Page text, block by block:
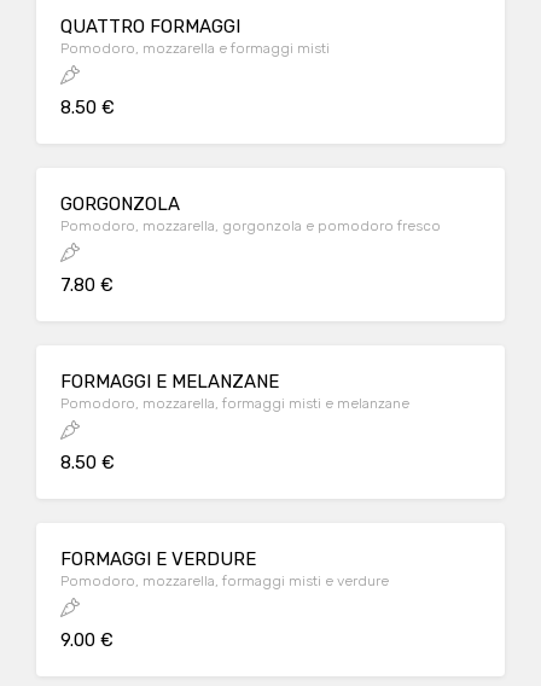
QUATTRO FORMAGGI
Pomodoro, mozzarella e formaggi misti
8.50 €
GORGONZOLA
Pomodoro, mozzarella, gorgonzola e pomodoro fresco
7.80 €
FORMAGGI E MELANZANE
Pomodoro, mozzarella, formaggi misti e melanzane
8.50 €
FORMAGGI E VERDURE
Pomodoro, mozzarella, formaggi misti e verdure
9.00 €